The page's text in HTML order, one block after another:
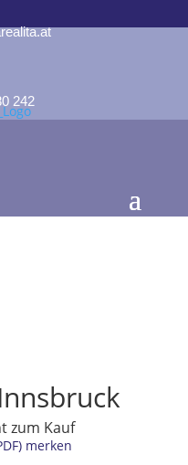
242
zum Kauf
merken